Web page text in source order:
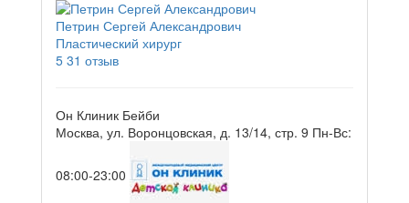
Петрин Сергей Александрович
Пластический хирург
5 31 отзыв
Он Клиник Бейби
Москва, ул. Воронцовская, д. 13/14, стр. 9 Пн-Вс:
08:00-23:00